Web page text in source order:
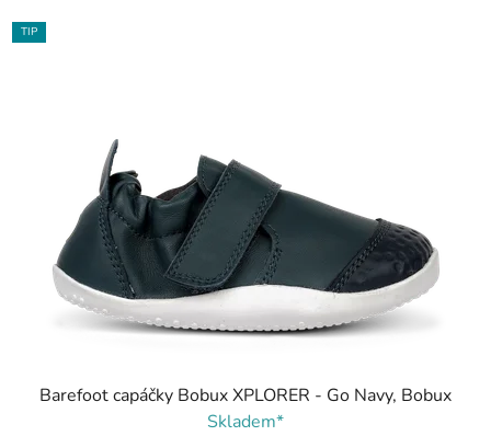
TIP
Barefoot capáčky Bobux XPLORER - Go Navy, Bobux
Skladem*